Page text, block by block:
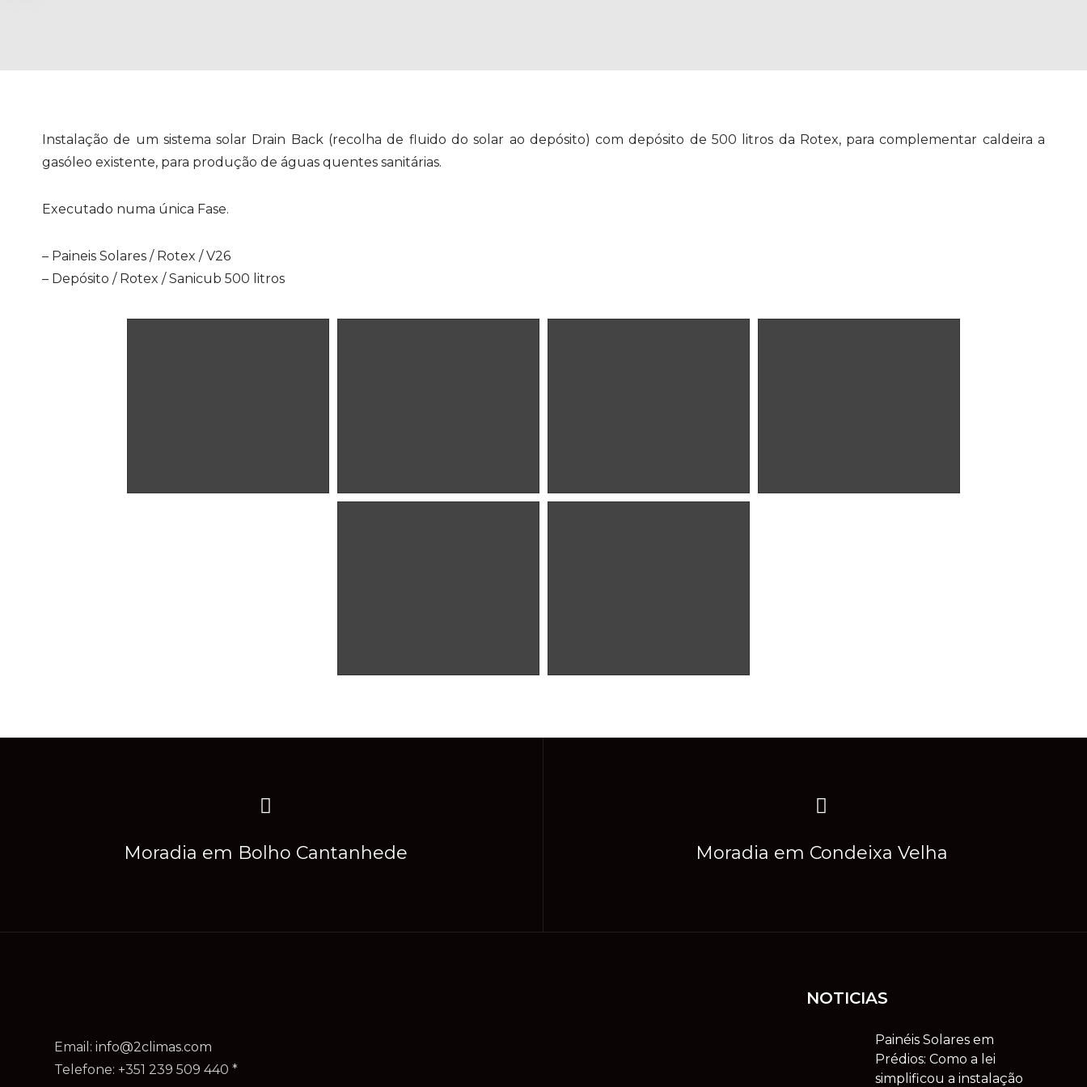
Instalação de um sistema solar Drain Back (recolha de fluido do solar ao depósito) com depósito de 500 litros da Rotex, para complementar caldeira a
gasóleo existente, para produção de águas quentes sanitárias.
Executado numa única Fase.
– Paineis Solares / Rotex / V26
– Depósito / Rotex / Sanicub 500 litros
Moradia em Bolho Cantanhede Moradia em Condeixa Velha
Email: info@2climas.com
Telefone: +351 239 509 440 *
NOTICIAS
Painéis Solares em
Prédios: Como a lei
simplificou a instalação